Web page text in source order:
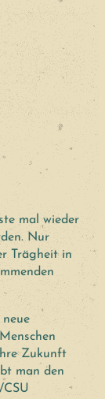
mal wieder
Nur
Trägheit in
neue
Zukunft
man den